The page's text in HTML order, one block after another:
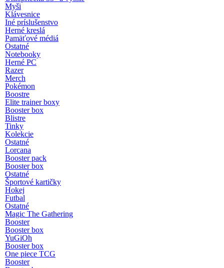
Myši
Klávesnice
Iné príslušenstvo
Herné kreslá
Pamäťové médiá
Ostatné
Notebooky
Herné PC
Razer
Merch
Pokémon
Boostre
Elite trainer boxy
Booster box
Blistre
Tinky
Kolekcie
Ostatné
Lorcana
Booster pack
Booster box
Ostatné
Športové kartičky
Hokej
Futbal
Ostatné
Magic The Gathering
Booster
Booster box
YuGiOh
Booster box
One piece TCG
Booster